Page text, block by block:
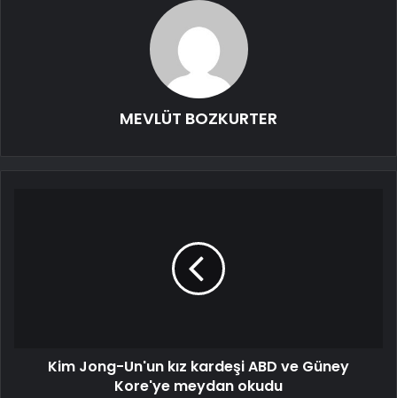
MEVLÜT BOZKURTER
Kim Jong-Un'un kız kardeşi ABD ve Güney
Kore'ye meydan okudu